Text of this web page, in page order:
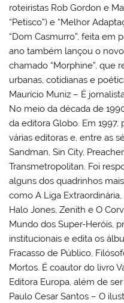
roteiristas Rob Gordon e
“Petisco”) e “Melhor
“Dom Casmurro”, feita em
ano também lançou o
chamado “Morphine”, que
urbanas, cotidianas e
Maurício Muniz – É
No meio da década de
da editora Globo. Em
várias editoras e, entre as
Sandman, Sin City,
Transmetropolitan. Foi
alguns dos quadrinhos
como A Liga
Halo Jones, Zenith e O
Mundo dos Super-Heróis,
institucionais e edita os
Fracasso de Público,
Mortos. É coautor do livro
Editora Europa, além de
Paulo Cesar Santos – O